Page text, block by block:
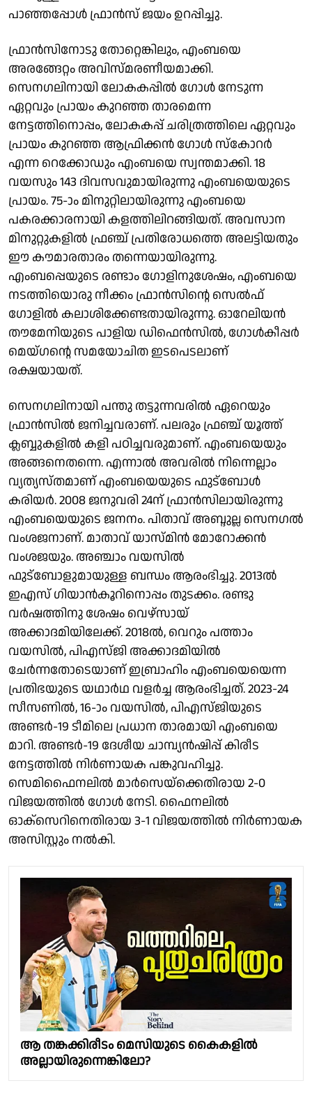
പാഞ്ഞപ്പോൾ ഫ്രാൻസ് ജയം ഉറപ്പിച്ചു.
ഫ്രാന്‍സിനോടു തോറ്റെങ്കിലും, എംബയെ
അരങ്ങേറ്റം അവിസ്മരണീയമാക്കി.
സെനഗലിനായി ലോകകപ്പിൽ ഗോൾ നേടുന്ന
ഏറ്റവും പ്രായം കുറഞ്ഞ താരമെന്ന
നേട്ടത്തിനൊപ്പം, ലോകകപ്പ് ചരിത്രത്തിലെ ഏറ്റവും
പ്രായം കുറഞ്ഞ ആഫ്രിക്കൻ ഗോൾ സ്കോറര്‍
എന്ന റെക്കോഡും എംബയെ സ്വന്തമാക്കി. 18
വയസും 143 ദിവസവുമായിരുന്നു എംബയെയുടെ
പ്രായം. 75-ാം മിനുറ്റിലായിരുന്നു എംബയെ
പകരക്കാരനായി കളത്തിലിറങ്ങിയത്. അവസാന
മിനുറ്റുകളില്‍ ഫ്രഞ്ച് പ്രതിരോധത്തെ അലട്ടിയതും
ഈ കൗമാരതാരം തന്നെയായിരുന്നു.
എംബപ്പെയുടെ രണ്ടാം ഗോളിനുശേഷം, എംബയെ
നടത്തിയൊരു നീക്കം ഫ്രാന്‍സിന്റെ സെല്‍ഫ്
ഗോളില്‍ കലാശിക്കേണ്ടതായിരുന്നു. ഓറേലിയൻ
തൗമേനിയുടെ പാളിയ ഡിഫെന്‍സില്‍, ഗോള്‍കീപ്പര്‍
മെയ്‌ഗന്റെ സമയോചിത ഇടപെടലാണ്
രക്ഷയായത്.
സെനഗലിനായി പന്തു തട്ടുന്നവരില്‍ ഏറെയും
ഫ്രാന്‍സില്‍ ജനിച്ചവരാണ്. പലരും ഫ്രഞ്ച് യൂത്ത്
ക്ലബ്ബുകളില്‍ കളി പഠിച്ചവരുമാണ്. എംബയെയും
അങ്ങനെതന്നെ. എന്നാല്‍ അവരില്‍ നിന്നെല്ലാം
വ്യത്യസ്തമാണ് എംബയെയുടെ ഫുട്ബോള്‍
കരിയര്‍. 2008 ജനുവരി 24ന് ഫ്രാന്‍സിലായിരുന്നു
എംബയെയുടെ ജനനം. പിതാവ് അബ്ദുല്ല സെനഗൽ
വംശജനാണ്. മാതാവ് യാസ്മിൻ മോറോക്കൻ
വംശജയും. അഞ്ചാം വയസില്‍
ഫുട്ബോളുമായുള്ള ബന്ധം ആരംഭിച്ചു. 2013ൽ
ഇഎസ് ഗിയാൻകൂറിനൊപ്പം തുടക്കം. രണ്ടു
വർഷത്തിനു ശേഷം വെഴ്‌സായ്
അക്കാദമിയിലേക്ക്. 2018ൽ, വെറും പത്താം
വയസിൽ, പിഎസ്‌ജി അക്കാദമിയിൽ
ചേർന്നതോടെയാണ് ഇബ്രാഹിം എംബയെയെന്ന
പ്രതിഭയുടെ യഥാർഥ വളർച്ച ആരംഭിച്ചത്. 2023-24
സീസണിൽ, 16-ാം വയസിൽ, പിഎസ്‌ജിയുടെ
അണ്ടർ-19 ടീമിലെ പ്രധാന താരമായി എംബയെ
മാറി. അണ്ടർ-19 ദേശീയ ചാമ്പ്യന്‍ഷിപ്പ് കിരീട
നേട്ടത്തിൽ നിർണായക പങ്കുവഹിച്ചു.
സെമിഫൈനലിൽ മാർസെയ്‌ക്കെതിരായ 2-0
വിജയത്തിൽ ഗോൾ നേടി. ഫൈനലിൽ
ഓക്സെറിനെതിരായ 3-1 വിജയത്തിൽ നിർണായക
അസിസ്റ്റും നൽകി.
ആ തങ്കക്കിരീടം മെസിയുടെ കൈകളില്‍
അല്ലായിരുന്നെങ്കിലോ?